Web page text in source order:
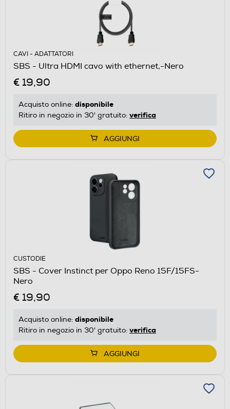
CAVI - ADATTATORI
SBS - Ultra HDMI cavo with ethernet,-Nero
€ 19,90
Acquisto online: disponibile
Ritiro in negozio in 30' gratuito: verifica
AGGIUNGI
CUSTODIE
SBS - Cover Instinct per Oppo Reno 15F/15FS-
Nero
€ 19,90
Acquisto online: disponibile
Ritiro in negozio in 30' gratuito: verifica
AGGIUNGI